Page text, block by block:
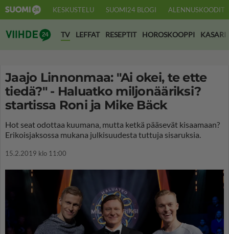
KESKUSTELU SUOMI24 BLOGI ALENNUSKOODIT
Suomi24 Viihde
TV LEFFAT RESEPTIT HOROSKOOPPI KASARI
Jaajo Linnonmaa: "Ai okei, te ette
tiedä?" - Haluatko miljonääriksi?
startissa Roni ja Mike Bäck
Hot seat odottaa kuumana, mutta ketkä pääsevät kisaamaan?
Erikoisjaksossa mukana julkisuudesta tuttuja sisaruksia.
15.2.2019 klo 11:00